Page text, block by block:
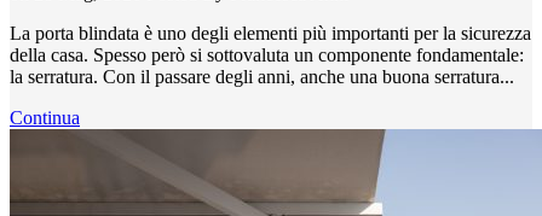
La porta blindata è uno degli elementi più importanti per la sicurezza
della casa. Spesso però si sottovaluta un componente fondamentale:
la serratura. Con il passare degli anni, anche una buona serratura...
Continua